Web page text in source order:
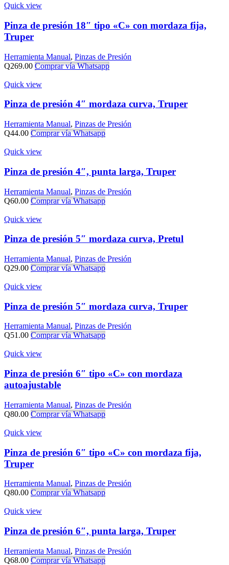
Quick view
Pinza de presión 18″ tipo «C» con mordaza fija,
Truper
Herramienta Manual, Pinzas de Presión
Q269.00 Comprar vía Whatsapp
Quick view
Pinza de presión 4″ mordaza curva, Truper
Herramienta Manual, Pinzas de Presión
Q44.00 Comprar vía Whatsapp
Quick view
Pinza de presión 4″, punta larga, Truper
Herramienta Manual, Pinzas de Presión
Q60.00 Comprar vía Whatsapp
Quick view
Pinza de presión 5″ mordaza curva, Pretul
Herramienta Manual, Pinzas de Presión
Q29.00 Comprar vía Whatsapp
Quick view
Pinza de presión 5″ mordaza curva, Truper
Herramienta Manual, Pinzas de Presión
Q51.00 Comprar vía Whatsapp
Quick view
Pinza de presión 6″ tipo «C» con mordaza
autoajustable
Herramienta Manual, Pinzas de Presión
Q80.00 Comprar vía Whatsapp
Quick view
Pinza de presión 6″ tipo «C» con mordaza fija,
Truper
Herramienta Manual, Pinzas de Presión
Q80.00 Comprar vía Whatsapp
Quick view
Pinza de presión 6″, punta larga, Truper
Herramienta Manual, Pinzas de Presión
Q68.00 Comprar vía Whatsapp